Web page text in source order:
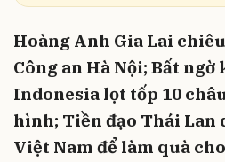
Hoàng Anh Gia Lai
Công an Hà Nội; Bất
Indonesia lọt tốp 10
hình; Tiền đạo Thái Lan
Việt Nam để làm quà